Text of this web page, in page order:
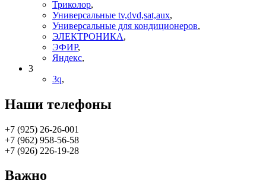
Триколор,
Универсальные tv,dvd,sat,aux,
Универсальные для кондиционеров,
ЭЛЕКТРОНИКА,
ЭФИР,
Яндекс,
3
3q,
Наши телефоны
+7 (925) 26-26-001
+7 (962) 958-56-58
+7 (926) 226-19-28
Важно